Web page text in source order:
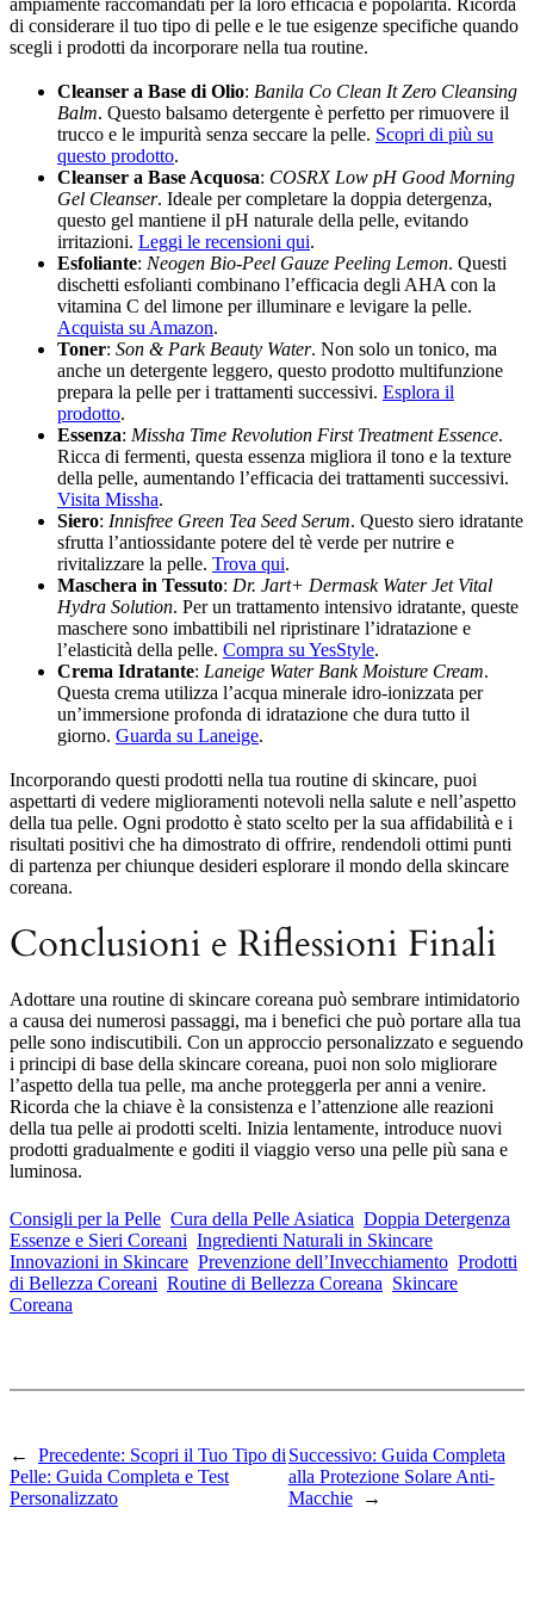
ampiamente raccomandati per la loro efficacia e popolarità. Ricorda
di considerare il tuo tipo di pelle e le tue esigenze specifiche quando
scegli i prodotti da incorporare nella tua routine.
Cleanser a Base di Olio: Banila Co Clean It Zero Cleansing
Balm. Questo balsamo detergente è perfetto per rimuovere il
trucco e le impurità senza seccare la pelle. Scopri di più su
questo prodotto.
Cleanser a Base Acquosa: COSRX Low pH Good Morning
Gel Cleanser. Ideale per completare la doppia detergenza,
questo gel mantiene il pH naturale della pelle, evitando
irritazioni. Leggi le recensioni qui.
Esfoliante: Neogen Bio-Peel Gauze Peeling Lemon. Questi
dischetti esfolianti combinano l’efficacia degli AHA con la
vitamina C del limone per illuminare e levigare la pelle.
Acquista su Amazon.
Toner: Son & Park Beauty Water. Non solo un tonico, ma
anche un detergente leggero, questo prodotto multifunzione
prepara la pelle per i trattamenti successivi. Esplora il
prodotto.
Essenza: Missha Time Revolution First Treatment Essence.
Ricca di fermenti, questa essenza migliora il tono e la texture
della pelle, aumentando l’efficacia dei trattamenti successivi.
Visita Missha.
Siero: Innisfree Green Tea Seed Serum. Questo siero idratante
sfrutta l’antiossidante potere del tè verde per nutrire e
rivitalizzare la pelle. Trova qui.
Maschera in Tessuto: Dr. Jart+ Dermask Water Jet Vital
Hydra Solution. Per un trattamento intensivo idratante, queste
maschere sono imbattibili nel ripristinare l’idratazione e
l’elasticità della pelle. Compra su YesStyle.
Crema Idratante: Laneige Water Bank Moisture Cream.
Questa crema utilizza l’acqua minerale idro-ionizzata per
un’immersione profonda di idratazione che dura tutto il
giorno. Guarda su Laneige.
Incorporando questi prodotti nella tua routine di skincare, puoi
aspettarti di vedere miglioramenti notevoli nella salute e nell’aspetto
della tua pelle. Ogni prodotto è stato scelto per la sua affidabilità e i
risultati positivi che ha dimostrato di offrire, rendendoli ottimi punti
di partenza per chiunque desideri esplorare il mondo della skincare
coreana.
Conclusioni e Riflessioni Finali
Adottare una routine di skincare coreana può sembrare intimidatorio
a causa dei numerosi passaggi, ma i benefici che può portare alla tua
pelle sono indiscutibili. Con un approccio personalizzato e seguendo
i principi di base della skincare coreana, puoi non solo migliorare
l’aspetto della tua pelle, ma anche proteggerla per anni a venire.
Ricorda che la chiave è la consistenza e l’attenzione alle reazioni
della tua pelle ai prodotti scelti. Inizia lentamente, introduce nuovi
prodotti gradualmente e goditi il viaggio verso una pelle più sana e
luminosa.
Consigli per la Pelle Cura della Pelle Asiatica Doppia Detergenza
Essenze e Sieri Coreani Ingredienti Naturali in Skincare
Innovazioni in Skincare Prevenzione dell’Invecchiamento Prodotti
di Bellezza Coreani Routine di Bellezza Coreana Skincare
Coreana
← Precedente: Scopri il Tuo Tipo di
Pelle: Guida Completa e Test
Personalizzato
Successivo: Guida Completa
alla Protezione Solare Anti-
Macchie
→